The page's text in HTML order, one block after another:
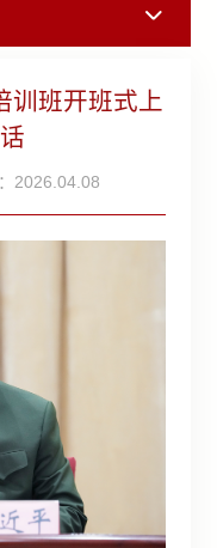
训班开班式上
2026.04.08